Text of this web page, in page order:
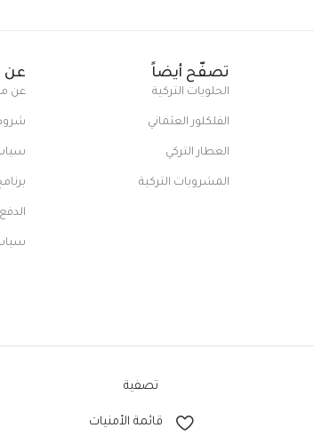
عن
عن
تصفّح أيضاً
الحلويات التركية
الفلكلور العثماني
العطار التركي
المشروبات التركية
تصفية
قائمة الأمنيات